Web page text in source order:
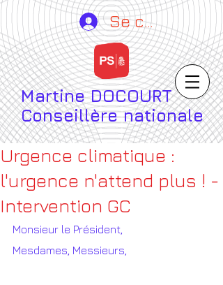
Se connecter
Martine DOCOURT
Conseillère nationale
Urgence climatique :
l'urgence n'attend plus ! -
Intervention GC
Monsieur le Président,
Mesdames, Messieurs,